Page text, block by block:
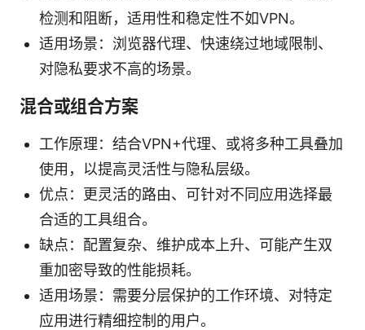
检测和阻断，适用性和稳定性不如VPN。
适用场景：浏览器代理、快速绕过地域限制、
对隐私要求不高的场景。
混合或组合方案
工作原理：结合VPN+代理、或将多种工具叠加
使用，以提高灵活性与隐私层级。
优点：更灵活的路由、可针对不同应用选择最
合适的工具组合。
缺点：配置复杂、维护成本上升、可能产生双
重加密导致的性能损耗。
适用场景：需要分层保护的工作环境、对特定
应用进行精细控制的用户。